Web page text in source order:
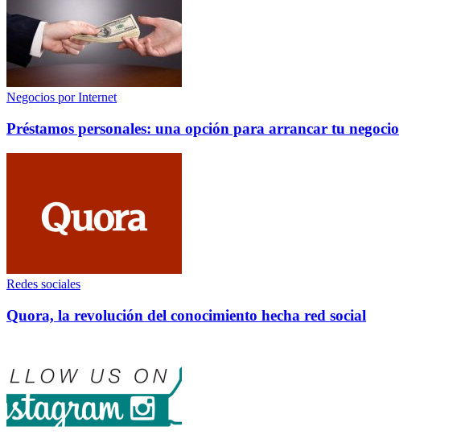
Negocios por Internet
Préstamos personales: una opción para arrancar tu negocio
Redes sociales
Quora, la revolución del conocimiento hecha red social